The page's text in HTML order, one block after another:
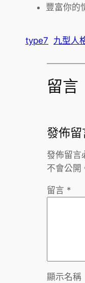
豐富你的
type7 九型人
留言
發佈留
發佈留言
不會公開
留言 *
顯示名稱